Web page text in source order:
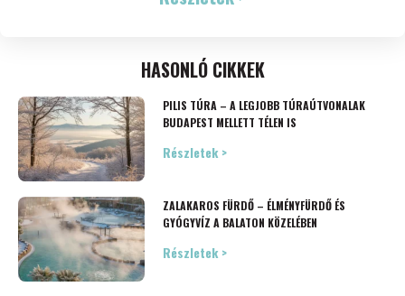
HASONLÓ CIKKEK
PILIS TÚRA – A LEGJOBB TÚRAÚTVONALAK
BUDAPEST MELLETT TÉLEN IS
Részletek >
ZALAKAROS FÜRDŐ – ÉLMÉNYFÜRDŐ ÉS
GYÓGYVÍZ A BALATON KÖZELÉBEN
Részletek >